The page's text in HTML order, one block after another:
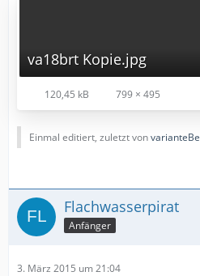
va18brt Kopie.jpg
120,45 kB 799 × 495
Einmal editiert, zuletzt vonvarianteBe
Flachwasserpirat
Anfänger
3. März 2015 um 21:04